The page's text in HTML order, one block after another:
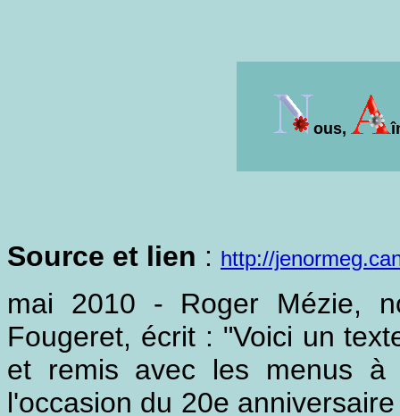
ous,
Source et lien : http://
mai 2010 - Roger Mézie,
Fougeret, écrit : "Voici un
et remis avec les menus à
l'occasion du 20e